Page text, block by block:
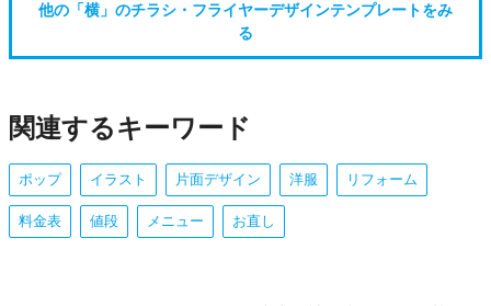
他の「横」のチラシ・フライヤーデザインテンプレートをみ
る
関連するキーワード
ポップ イラスト 片面デザイン 洋服 リフォーム
料金表 値段 メニュー お直し